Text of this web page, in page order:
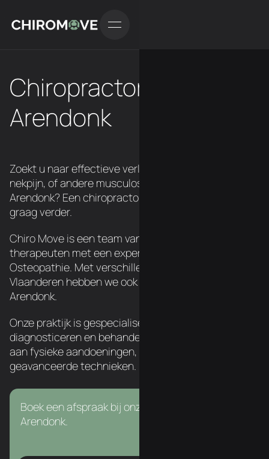
Chiropractor in
Arendonk
Zoekt u naar effectieve verlichting van rugpijn,
nekpijn, of andere musculoskeletale klachten in
Arendonk? Een chiropractor van ChiroMove helpt je
graag verder.
Chiro Move is een team van 3 Belgische
therapeuten met een expertise in Chiropraxie en
Osteopathie. Met verschillende locatie's over
Vlaanderen hebben we ook een chiropractor in
Arendonk.
Onze praktijk is gespecialiseerd in het
diagnosticeren en behandelen van een breed scala
aan fysieke aandoeningen, met behulp van
geavanceerde technieken.
Boek een afspraak bij onze chiropractor in
Arendonk.